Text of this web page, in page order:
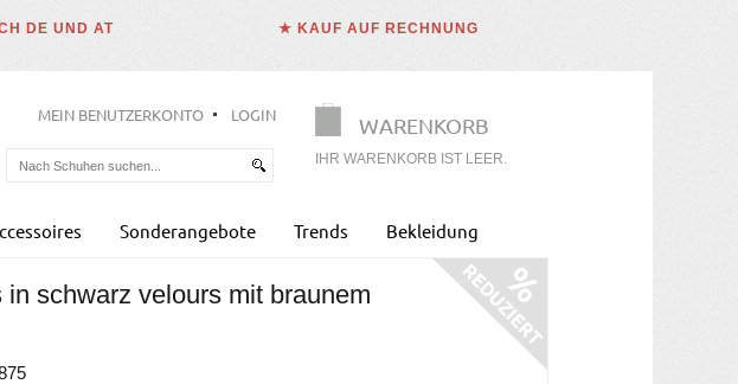
DE UND AT ★ KAUF AUF RECHNUNG
WARENKORB
IHR WARENKORB IST LEER.
MEIN BENUTZERKONTO LOGIN
Sonderangebote Trends Bekleidung
in schwarz velours mit braunem